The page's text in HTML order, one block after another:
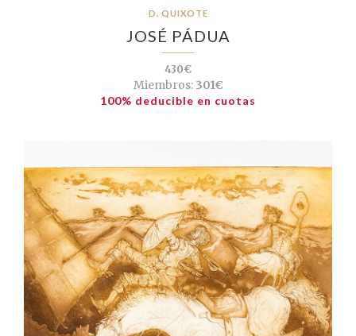
D. QUIXOTE
JOSÉ PÁDUA
430€
Miembros:301€
100% deducible en cuotas